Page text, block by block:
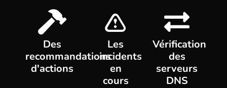
Des
recommandations
d'actions
Les
incidents
en
cours
Vérification
des
serveurs
DNS